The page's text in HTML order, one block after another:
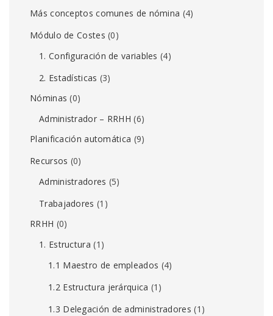
Más conceptos comunes de nómina (4)
Módulo de Costes (0)
1. Configuración de variables (4)
2. Estadísticas (3)
Nóminas (0)
Administrador – RRHH (6)
Planificación automática (9)
Recursos (0)
Administradores (5)
Trabajadores (1)
RRHH (0)
1. Estructura (1)
1.1 Maestro de empleados (4)
1.2 Estructura jerárquica (1)
1.3 Delegación de administradores (1)